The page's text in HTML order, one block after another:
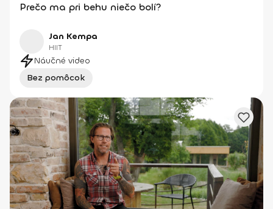
Prečo ma pri behu niečo bolí?
Jan Kempa
HIIT
Náučné video
Bez pomôcok